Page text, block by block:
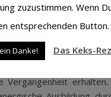
#52. Ein Mitglied der
Comics
etablierte. Eine
erfreulicher ist es,
zuzustimmen. Wenn
entsprechenden Button.
Danke! Das Keks-